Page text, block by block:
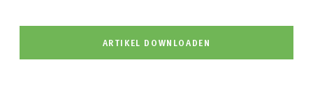
ARTIKEL DOWNLOADEN